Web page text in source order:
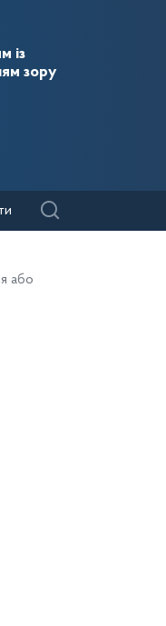
із
зору
або